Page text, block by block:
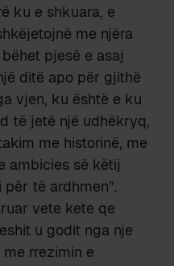
ku e shkuara, e
me njëra
pjesë e asaj
ditë apo për gjithë
vjen, ku është e ku
të jetë një udhëkryq,
me historinë, me
ambicies së këtij
të ardhmen”.
vete kete qe
u godit nga nje
rrezimin e